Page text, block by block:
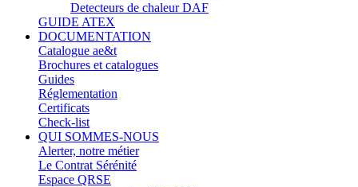
Detecteurs de chaleur DAF
GUIDE ATEX
DOCUMENTATION
Catalogue ae&t
Brochures et catalogues
Guides
Réglementation
Certificats
Check-list
QUI SOMMES-NOUS
Alerter, notre métier
Le Contrat Sérénité
Espace QRSE